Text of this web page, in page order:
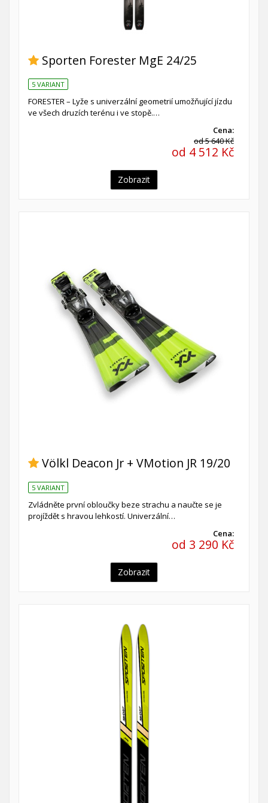
Sporten Forester MgE 24/25
5 VARIANT
FORESTER – Lyže s univerzální geometrií umožňující jízdu
ve všech druzích terénu i ve stopě.…
Cena:
od 5 640 Kč
od 4 512 Kč
Zobrazit
Völkl Deacon Jr + VMotion JR 19/20
5 VARIANT
Zvládněte první obloučky beze strachu a naučte se je
projíždět s hravou lehkostí. Univerzální…
Cena:
od 3 290 Kč
Zobrazit